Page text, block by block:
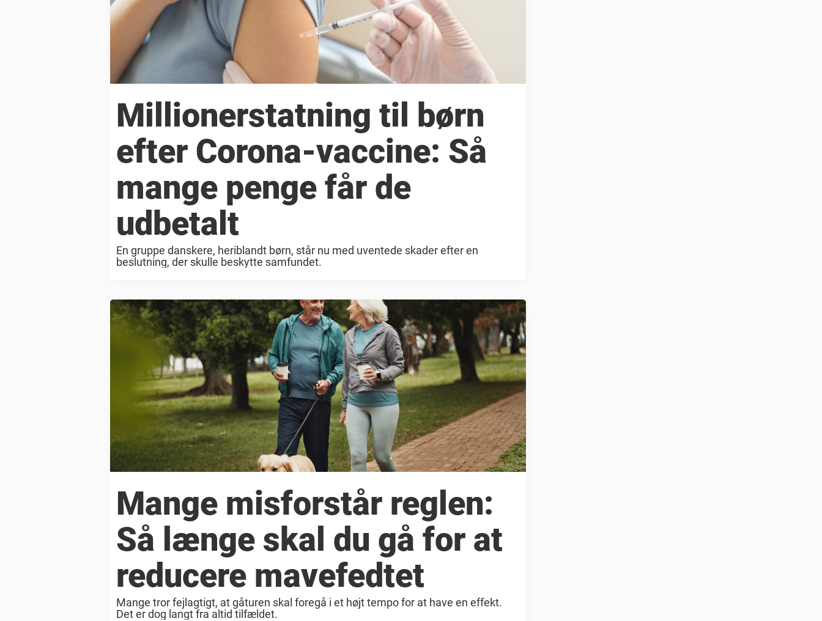
Millionerstatning til børn
efter Corona-vaccine: Så
mange penge får de
udbetalt
En gruppe danskere, heriblandt børn, står nu med uventede skader efter en
beslutning, der skulle beskytte samfundet.
Mange misforstår reglen:
Så længe skal du gå for at
reducere mavefedtet
Mange tror fejlagtigt, at gåturen skal foregå i et højt tempo for at have en effekt.
Det er dog langt fra altid tilfældet.